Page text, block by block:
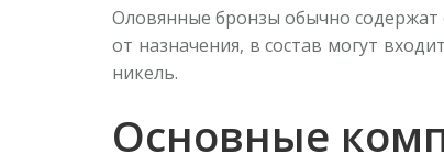
Оловянные бронзы обычно содержат
от назначения, в состав могут
никель.
Основные